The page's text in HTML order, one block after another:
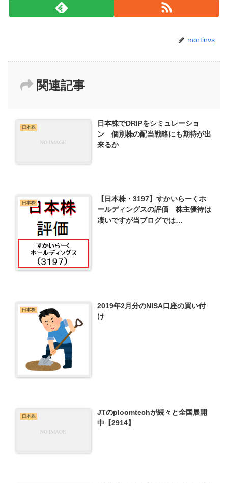
mortinvs
関連記事
日本株
日本株でDRIPをシミュレーショ
ン 個別株の配当戦略にも期待が出
来るか
日本株
【日本株・3197】すかいらーくホ
ールディングスの評価 株主優待は
凄いですが当ブログでは…
日本株
2019年2月分のNISA口座の買い付
け
日本株
JTのploomtechが続々と全国展開
中【2914】